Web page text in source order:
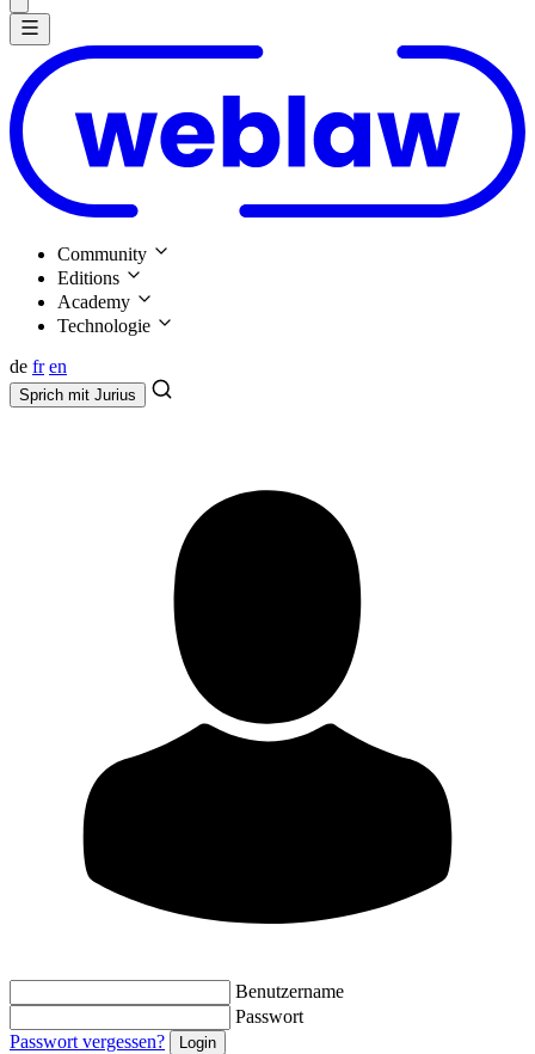
Community
Editions
Academy
Technologie
de fr en
Sprich mit Jurius
Benutzername
Passwort
Passwort vergessen?